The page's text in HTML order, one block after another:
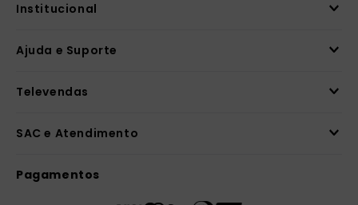
Institucional
Ajuda e Suporte
Televendas
SAC e Atendimento
Pagamentos